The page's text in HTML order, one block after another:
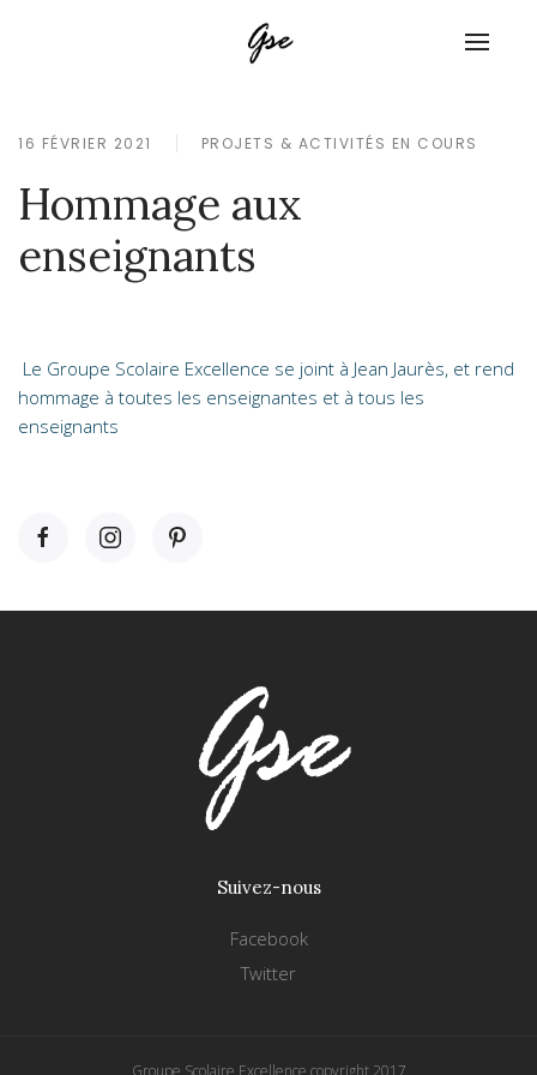
16 FÉVRIER 2021 PROJETS & ACTIVITÉS EN COURS
Hommage aux
enseignants
Le Groupe Scolaire Excellence se joint à Jean Jaurès, et rend
hommage à toutes les enseignantes et à tous les
enseignants
Suivez-nous
Facebook
Twitter
Groupe Scolaire Excellence copyright 2017